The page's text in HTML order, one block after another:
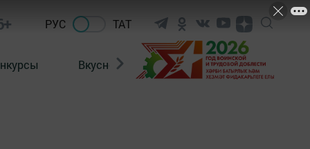
РУС ТАТ
Вкусности Фотогалерея